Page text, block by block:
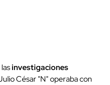
investigaciones
César "N" operaba con